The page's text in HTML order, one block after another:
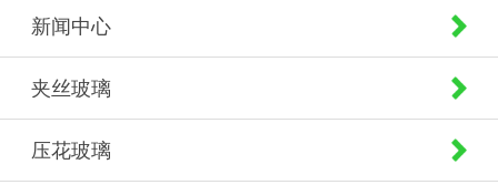
新闻中心
夹丝玻璃
压花玻璃